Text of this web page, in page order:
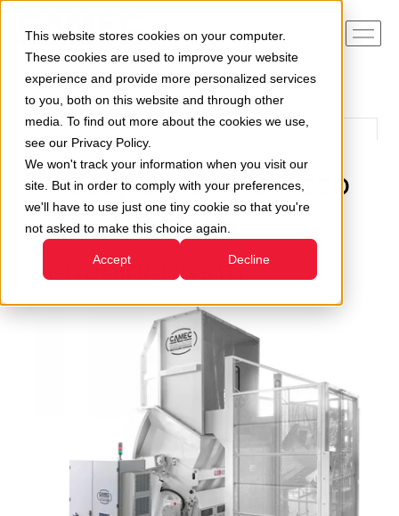
This website stores cookies on your computer.
These cookies are used to improve your website
experience and provide more personalized services
to you, both on this website and through other
media. To find out more about the cookies we use,
see our Privacy Policy.
We won't track your information when you visit our
site. But in order to comply with your preferences,
we'll have to use just one tiny cookie so that you're
not asked to make this choice again.
Accept Decline
Il recupero e il riutilizzo
delle plastiche
termoindurenti